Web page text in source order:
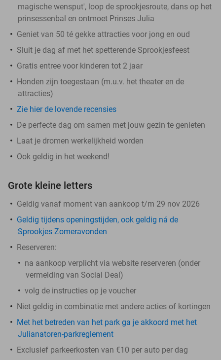
magische wensput', loop de sprookjesroute, dans op het
prinsessenbal en ontmoet Prinses Julia
Geniet van 50 té gekke attracties voor jong en oud
Sluit je dag af met het spetterende Sprookjesfeest
Gratis entree voor kinderen tot 2 jaar
Honden zijn toegestaan (m.u.v. het theater en de
attracties)
Zie hier de lovende recensies
De perfecte dag om samen met jouw gezin te genieten
Laat je dromen werkelijkheid worden
Ook geldig in het weekend!
Grote kleine letters
Geldig vanaf moment van aankoop t/m 29 nov 2026
Geldig tijdens openingstijden, ook geldig ná de
Sprookjes Zomeravonden
Reserveren:
na aankoop verplicht via website reserveren (onder
vermelding van Social Deal)
volg de instructies op je voucher
Niet geldig in combinatie met andere acties of kortingen
Met het betreden van het park ga je akkoord met het
Julianatoren-parkreglement
Exclusief parkeerkosten van €10 per auto per dag